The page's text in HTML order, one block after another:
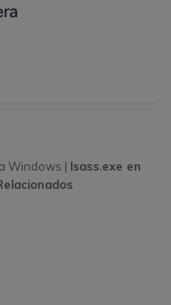
Windows | lsass.exe en